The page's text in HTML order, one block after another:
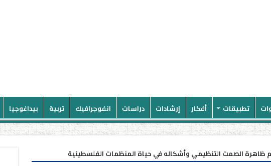
تطبيقات أفكار إرشادات دراسات انفوجرافيك تربية بيداغوجيا
الصمت التنظيمي وأشكاله في حياة المنظمات الفلسطينية